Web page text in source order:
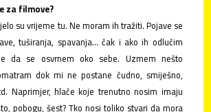
za filmove?
su vrijeme tu. Ne moram ih tražiti. Pojave se
tuširanja, spavanja... čak i ako ih odlučim
da se osvrnem oko sebe. Uzmem nešto
dok mi ne postane čudno, smiješno,
Naprimjer, hlače koje trenutno nosim imaju
pobogu, šest? Tko nosi toliko stvari da mora